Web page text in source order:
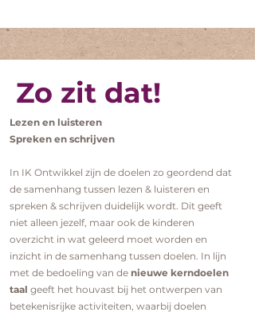
Zo zit dat!
Lezen en luisteren
Spreken en schrijven
In IK Ontwikkel zijn de doelen zo geordend dat
de samenhang tussen lezen & luisteren en
spreken & schrijven duidelijk wordt. Dit geeft
niet alleen jezelf, maar ook de kinderen
overzicht in wat geleerd moet worden en
inzicht in de samenhang tussen doelen. In lijn
met de bedoeling van de nieuwe kerndoelen
taal geeft het houvast bij het ontwerpen van
betekenisrijke activiteiten, waarbij doelen